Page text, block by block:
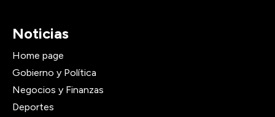
Noticias
Home page
Gobierno y Política
Negocios y Finanzas
Deportes